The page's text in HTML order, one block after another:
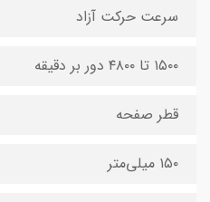
سرعت حرکت آزاد
۱۵۰۰ تا ۴۸۰۰ دور بر دقیقه
قطر صفحه
۱۵۰ میلی‌متر